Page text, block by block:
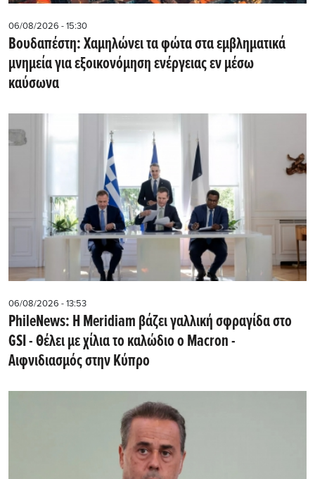
06/08/2026 - 15:30
Βουδαπέστη: Χαμηλώνει τα φώτα στα εμβληματικά
μνημεία για εξοικονόμηση ενέργειας εν μέσω
καύσωνα
06/08/2026 - 13:53
PhileNews: Η Meridiam βάζει γαλλική σφραγίδα στο
GSI - Θέλει με χίλια το καλώδιο ο Macron -
Αιφνιδιασμός στην Κύπρο